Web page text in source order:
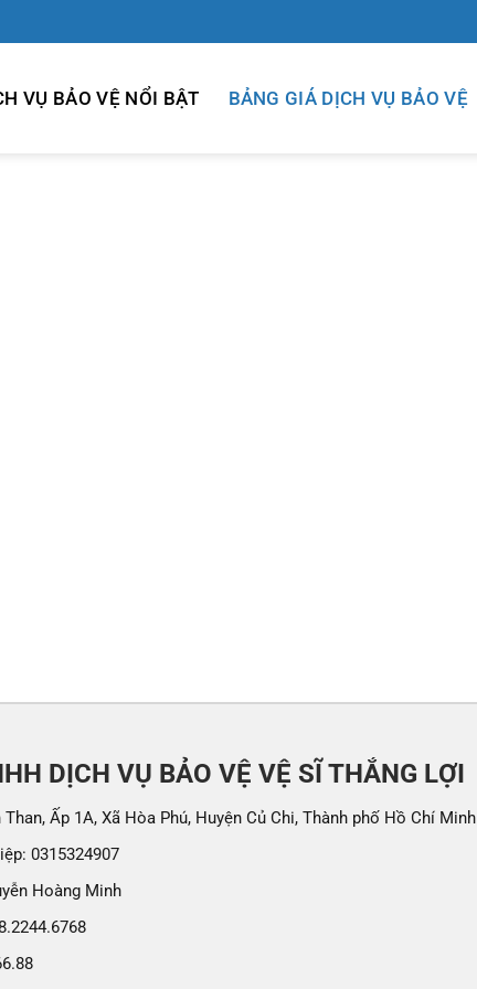
VỤ BẢO VỆ NỔI BẬT BẢNG GIÁ DỊCH VỤ BẢO VỆ
DỊCH VỤ BẢO VỆ VỆ SĨ THẮNG LỢI
Ấp 1A, Xã Hòa Phú, Huyện Củ Chi, Thành phố Hồ Chí Minh
0315324907
Hoàng Minh